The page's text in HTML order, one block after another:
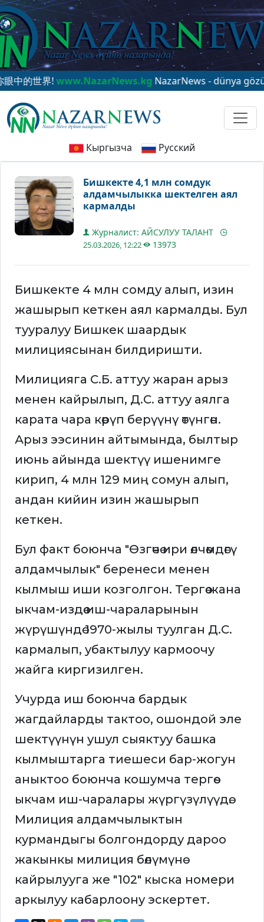
界!www.NazarNews.kgNazarNews - dünya
Кыргызча Русский
Бишкекте 4,1 млн сомдук
алдамчылыкка шектелген аял
кармалды
Журналист: АЙСУЛУУ ТАЛАНТ
25.03.2026, 12:22 13973
Бишкекте 4 млн сомду алып, изин
жашырып кеткен аял кармалды. Бул
тууралуу Бишкек шаардык
милициясынан билдиришти.
Милицияга С.Б. аттуу жаран арыз
менен кайрылып, Д.С. аттуу аялга
карата чара көрүп берүүнү өтүнгөн.
Арыз ээсинин айтымында, былтыр
июнь айында шектүү ишенимге
кирип, 4 млн 129 миң сомун алып,
андан кийин изин жашырып
кеткен.
Бул факт боюнча "Өзгөчө ири өлчөмдөгү
алдамчылык" беренеси менен
кылмыш иши козголгон. Тергөө жана
ыкчам-издөө иш-чараларынын
жүрүшүндө 1970-жылы туулган Д.С.
кармалып, убактылуу кармоочу
жайга киргизилген.
Учурда иш боюнча бардык
жагдайларды тактоо, ошондой эле
шектүүнүн ушул сыяктуу башка
кылмыштарга тиешеси бар-жогун
аныктоо боюнча кошумча тергөө-
ыкчам иш-чаралары жүргүзүлүүдө.
Милиция алдамчылыктын
курмандыгы болгондорду дароо
жакынкы милиция бөлүмүнө
кайрылууга же "102" кыска номери
аркылуу кабарлоону эскертет.